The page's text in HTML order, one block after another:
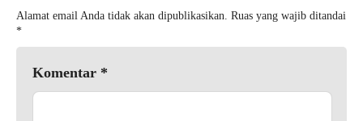
Alamat email Anda tidak akan dipublikasikan. Ruas yang wajib ditandai
*
Komentar *